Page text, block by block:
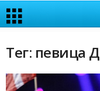
Тег: певица